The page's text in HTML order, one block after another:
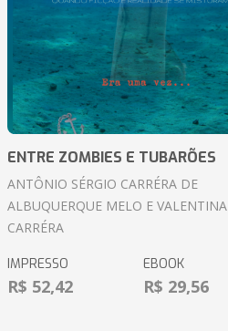
ENTRE ZOMBIES E TUBARÕES
ANTÔNIO SÉRGIO CARRÉRA DE
ALBUQUERQUE MELO E VALENTINA
CARRÉRA
IMPRESSO
R$ 52,42
EBOOK
R$ 29,56